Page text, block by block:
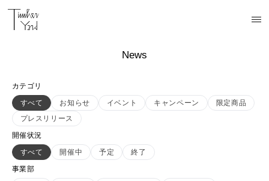
News
カテゴリ
すべて
お知らせ イベント キャンペーン
限定商品
プレスリリース
開催状況
すべて
開催中 予定
終了
事業部